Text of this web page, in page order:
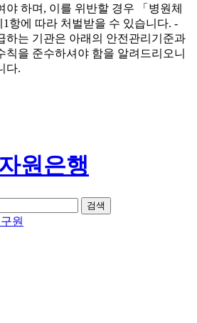
야 하며, 이를 위반할 경우 「병원체
항에 따라 처벌받을 수 있습니다. -
하는 기관은 아래의 안전관리기준과
칙을 준수하셔야 함을 알려드리오니
다.
원은행
원